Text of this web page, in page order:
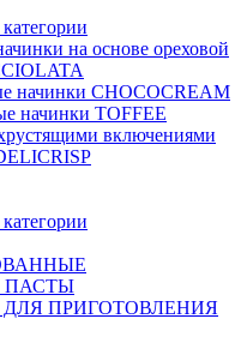
на основе ореховой
начинки CHOCOCREAM
начинки TOFFEE
включениями
ПАСТЫ
ПРИГОТОВЛЕНИЯ